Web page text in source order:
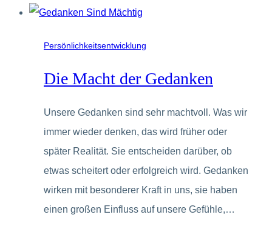
Persönlichkeitsentwicklung
Die Macht der Gedanken
Unsere Gedanken sind sehr machtvoll. Was wir
immer wieder denken, das wird früher oder
später Realität. Sie entscheiden darüber, ob
etwas scheitert oder erfolgreich wird. Gedanken
wirken mit besonderer Kraft in uns, sie haben
einen großen Einfluss auf unsere Gefühle,…